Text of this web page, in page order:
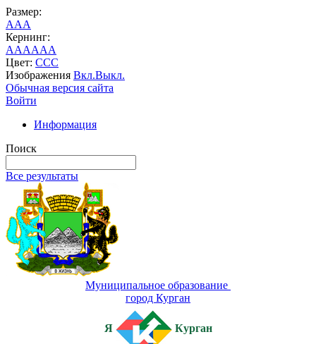
Размер:
AAA
Кернинг:
AAAAAA
Цвет: CCC
Изображения Вкл.Выкл.
Обычная версия сайта
Войти
Информация
Поиск
Все результаты
Муниципальное образование
город Курган
Я Курган